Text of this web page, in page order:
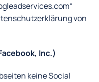
von
Inc.)
keine Social